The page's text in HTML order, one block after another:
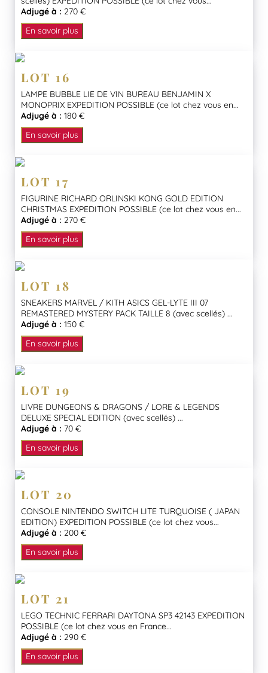
Adjugé à : 270 €
En savoir plus
LOT 16
LAMPE BUBBLE LIE DE VIN BUREAU BENJAMIN X
MONOPRIX EXPEDITION POSSIBLE (ce lot chez vous en...
Adjugé à : 180 €
En savoir plus
LOT 17
FIGURINE RICHARD ORLINSKI KONG GOLD EDITION
CHRISTMAS EXPEDITION POSSIBLE (ce lot chez vous en...
Adjugé à : 270 €
En savoir plus
LOT 18
SNEAKERS MARVEL / KITH ASICS GEL-LYTE III 07
REMASTERED MYSTERY PACK TAILLE 8 (avec scellés) ...
Adjugé à : 150 €
En savoir plus
LOT 19
LIVRE DUNGEONS & DRAGONS / LORE & LEGENDS
DELUXE SPECIAL EDITION (avec scellés) ...
Adjugé à : 70 €
En savoir plus
LOT 20
CONSOLE NINTENDO SWITCH LITE TURQUOISE ( JAPAN
EDITION) EXPEDITION POSSIBLE (ce lot chez vous...
Adjugé à : 200 €
En savoir plus
LOT 21
LEGO TECHNIC FERRARI DAYTONA SP3 42143 EXPEDITION
POSSIBLE (ce lot chez vous en France...
Adjugé à : 290 €
En savoir plus